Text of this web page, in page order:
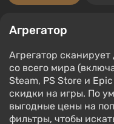
Агрегатор
Агрегатор
со всего мира
Steam, PS Store и
скидки на игры. По
выгодные цены на
фильтры, чтобы